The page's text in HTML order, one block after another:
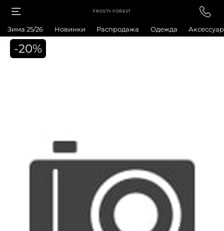
FROSTY FOREST
Зима 25/26 Новинки Распродажа Одежда
-20%